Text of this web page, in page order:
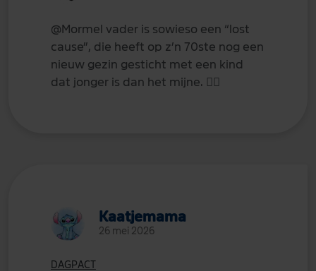
@Mormel vader is sowieso een “lost
cause”, die heeft op z’n 70ste nog een
nieuw gezin gesticht met een kind
dat jonger is dan het mijne. 💁‍♀️
Kaatjemama
26 mei 2026
DAGPACT